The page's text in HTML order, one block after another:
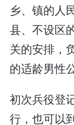
乡、镇的人
县、不设区
关的安排，
的适龄男性
初次兵役登
行，也可以